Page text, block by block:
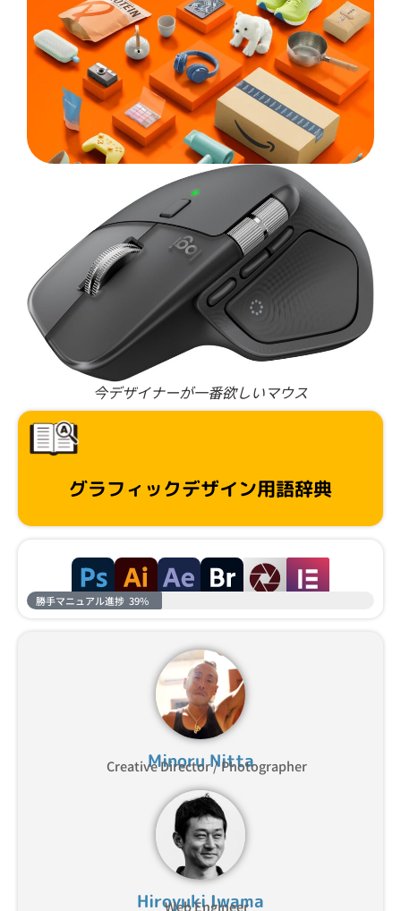
今デザイナーが一番欲しいマウス
グラフィックデザイン用語辞典
勝手マニュアル進捗 39%
Minoru Nitta
Creative Director / Photographer
Hiroyuki Iwama
Web Engineer